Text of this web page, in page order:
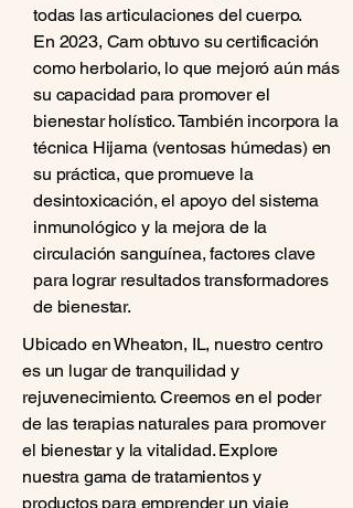
todas las articulaciones del cuerpo.
En 2023, Cam obtuvo su certificación
como herbolario, lo que mejoró aún más
su capacidad para promover el
bienestar holístico. También incorpora la
técnica Hijama (ventosas húmedas) en
su práctica, que promueve la
desintoxicación, el apoyo del sistema
inmunológico y la mejora de la
circulación sanguínea, factores clave
para lograr resultados transformadores
de bienestar.
Ubicado en Wheaton, IL, nuestro centro
es un lugar de tranquilidad y
rejuvenecimiento. Creemos en el poder
de las terapias naturales para promover
el bienestar y la vitalidad. Explore
nuestra gama de tratamientos y
productos para emprender un viaje